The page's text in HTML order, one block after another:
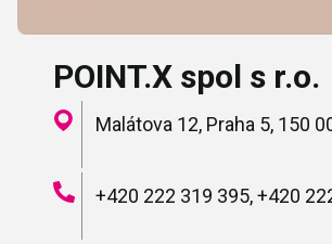
POINT.X spol s r.o.
Malátova 12, Praha 5, 150
+420 222 319 395, +420